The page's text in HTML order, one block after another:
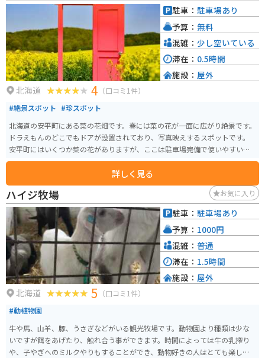
ます。 【おすすめポイント】 * 地元産の新鮮な野菜 * 絶品のジンギスカン *
北海道 4 （口コミ1件）
#絶景スポット #珍スポット
北海道の安平町にある菜の花畑です。春には菜の花が一面に広がり絶景です。
ドラえもんのどこでもドアが設置されており、写真映えするスポットです。
安平町にはいくつか菜の花がありますが、ここは駐車場完備で使いやすいの
でオススメです。
詳しく見る
駐車： 駐車場あり
予算： 無料
混雑： 少し空いている
滞在： 0.5時間
施設： 屋外
ハイジ牧場 お気に入り
北海道 5 （口コミ1件）
#動植物園
牛や馬、山羊、豚、うさぎなどがいる観光牧場です。動物園より種類は少な
いですが餌をあげたり、触れ合う事ができます。時間によっては牛の乳搾り
や、子やぎへのミルクやりもすることができ、動物好きの人はとても楽しめ
駐車： 駐車場あり
予算： 1000円
混雑： 普通
滞在： 1.5時間
施設： 屋外